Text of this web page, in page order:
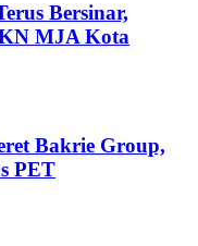
Bersinar,
MJA Kota
Bakrie Group,
PET